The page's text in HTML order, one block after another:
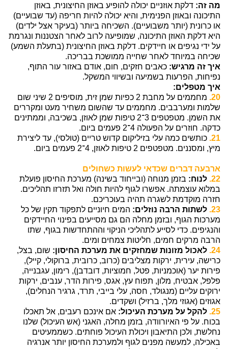
מה זה: דלקת אוזניים יכולה להופיע באוזן החיצונית, באוזן
התיכונה ובאוזן הפנימית, והיא יכולה להיות חריפה (עד שבועיים)
או כרונית (יותר משבועיים). השכיחה ביותר (בעיקר אצל ילדים)
היא דלקת האוזן התיכונה, שמופיעה לרוב לאחר הצטננות ונגרמת
על ידי נגיפים או חיידקים. דלקת באוזן החיצונית (בתעלת השמע)
שכיחה במיוחד לאחר שחייה ממושכת בבריכה.
איך זה מרגיש: כאבים חזקים, חום, אודם באזור עור התוף,
נפיחות, הפרעות בשמיעה ובשיווי המשקל.
איך מטפלים:
20.
מחממים על מחבת 2 כפיות שמן זית, מוסיפים 2 שיני שום
שלמות ומערבבים. מחממים עד שהשום משחיר מעט ומקררים
את השמן. מטפטפים 3־2 טיפות שמן לאוזן, בשכיבה, וממתינים
כדקה. חוזרים על הפעולה 4־2 פעמים ביום.
21. כותשים כמה עלי בזיליקום קדוש טריים (טולסי), עד ליצירת
מיץ, ומסננים. מטפטפים 2 טיפות לאוזן, 4־2 פעמים ביום.
ארבעה דברים שכדאי לעשות כשחולים
22. לנוח: בזמן מנוחה (ובייחוד בשינה) מערכת החיסון פועלת
במלוא עוצמתה. אפשרו לגוף להיות חולה ואל תזרזו תהליכים.
חזרה מוקדמת לשגרה תהיה בעוכריכם.
23. לשתות הרבה נוזלים: המים חיוניים לתפקוד תקין של כל
מערכות הגוף, ובזמן מחלה הם גם מסייעים בפינוי החיידקים
והנגיפים. כדי לסייע לתהליכי הניקוי וההתחדשות בגוף, שתו
הרבה מרקים חמים, חליטות צמחים ומים.
24. לאכול מזונות שמחזקים את מערכת החיסון: שום, בצל,
כרישה, עירית, ירקות מצליבים (כרוב, כרובית, ברוקולי, קייל),
פירות יער (אוכמניות, פטל, חמוציות, דובדבן), רימון, עגבנייה,
פלפל, אבטיח, מלון, תפוח עץ, אגס, פירות הדר, ענבים, ירקות
ירוקים עליים (מנגולד, חסה, עלי בייבי, תרד, גרגיר הנחלים),
אגוזים (אגוזי מלך, ברזיל) ושקדים.
25. להקל על מערכת העיכול: אם אינכם רעבים, אל תאכלו
בכוח. על פי האיורוודה, בזמן מחלה, האגני (אש העיכול) שלנו
נחלשת, ולכן התיאבון ויכולת העיכול פוחתים. כשממעיטים
באכילה, למעשה מפנים לגוף ולמערכת החיסון יותר אנרגיה